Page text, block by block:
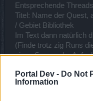
Portal Dev - Do Not
Information
Entsprechende
Titel: Name der Quest,
/ Gebiet Bibliothek
Im Text dann natürlich
(Finde trotz zig Runs
einen Screen der
Es wäre nett wenn ihr